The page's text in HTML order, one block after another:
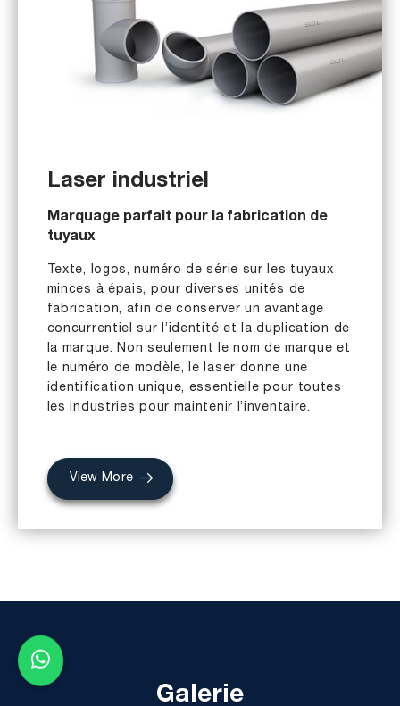
Laser industriel
Marquage parfait pour la fabrication de
tuyaux
Texte, logos, numéro de série sur les tuyaux
minces à épais, pour diverses unités de
fabrication, afin de conserver un avantage
concurrentiel sur l’identité et la duplication de
la marque. Non seulement le nom de marque et
le numéro de modèle, le laser donne une
identification unique, essentielle pour toutes
les industries pour maintenir l’inventaire.
View More
Galerie